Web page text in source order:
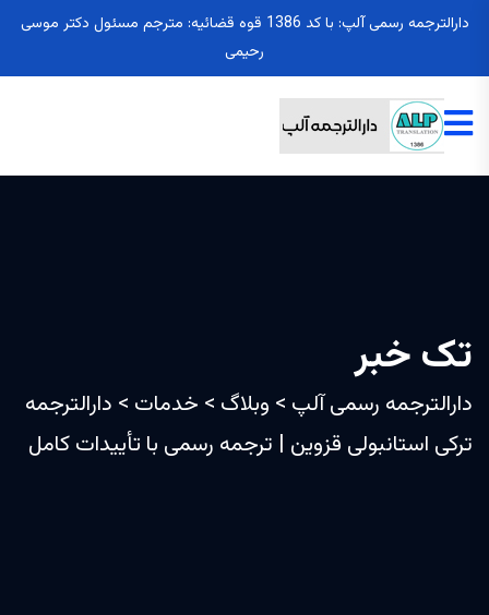
دارالترجمه رسمی آلپ: با کد 1386 قوه قضائیه: مترجم مسئول دکتر موسی
رحیمی
تک خبر
دارالترجمه رسمی آلپ > وبلاگ > خدمات > دارالترجمه
ترکی استانبولی قزوین | ترجمه رسمی با تأییدات کامل